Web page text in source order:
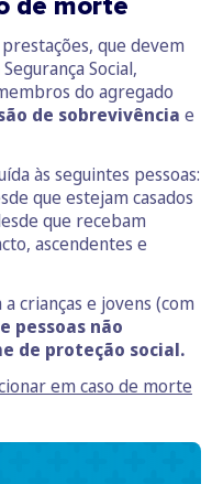
que devem
Social,
do agregado
de sobrevivência e
às seguintes pessoas:
que estejam casados
que recebam
ascendentes e
crianças e jovens (com
pessoas não
de proteção social.
em caso de morte